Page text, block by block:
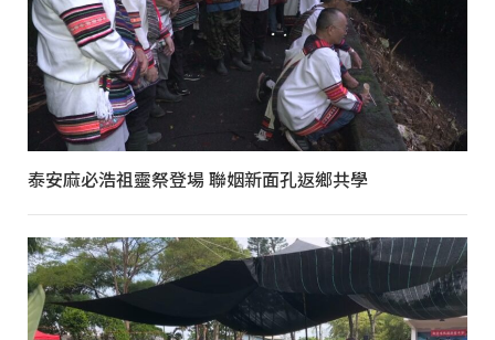
泰安麻必浩祖靈祭登場 聯姻新面孔返鄉共學